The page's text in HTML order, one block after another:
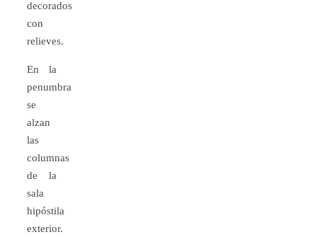
decorados
con
relieves.
En la
penumbra
se
alzan
las
columnas
de la
sala
hipóstila
exterior.